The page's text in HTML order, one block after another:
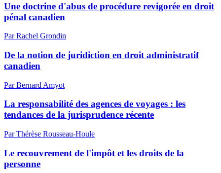
Une doctrine d'abus de procédure revigorée en droit
pénal canadien
Par Rachel Grondin
De la notion de juridiction en droit administratif
canadien
Par Bernard Amyot
La responsabilité des agences de voyages : les
tendances de la jurisprudence récente
Par Thérèse Rousseau-Houle
Le recouvrement de l'impôt et les droits de la
personne